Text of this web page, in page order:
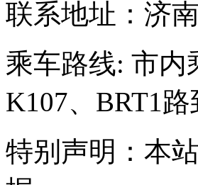
联系地址：济
乘车路线: 市内
K107、BRT1
特别声明：本